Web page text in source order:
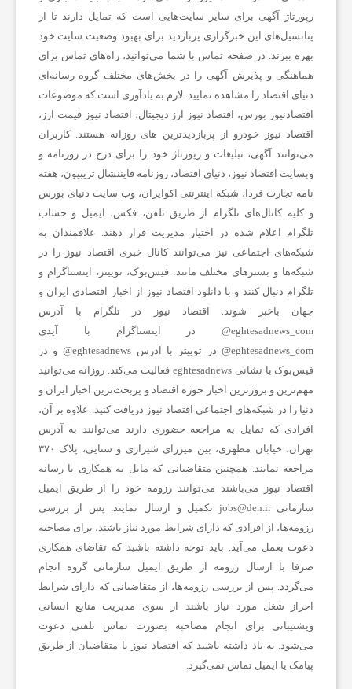
رپورتاژ آگهی برای سایر سایت‌هایی است که تمایل دارند تا از
پتانسیل‌های این خبرگزاری پربازدید برای بهبود وضعیت سایت خود
بهره ببرند. در صفحه تماس با شما می‌توانید، راه‌های تماس برای
هماهنگی و پذیرش آگهی را در بخش‌های مختلف گروه رسانه‌ای
دنیای اقتصاد را مشاهده نمایید. لازم به یادآوری است که موضوعات
اقتصادنیوز بورس، اقتصاد نیوز ارز دیجیتال، اقتصاد نیوز قیمت ارز،
اقتصاد نیوز خودرو از پربازدیدترین های روزانه هستند. کاربران
می‌توانند آگهی، تبلیغات و رپورتاژ خود را برای درج در روزنامه و
وبسایت اقتصاد نیوز، دنیای اقتصاد، روزنامه فایننشال تریبیون، هفته
نامه تجارت فردا، شبکه اینترنتی اکوایران، وب سایت دنیای بورس
و کلیه کانال‌های تلگرام از طریق تلفن، فکس، ایمیل و حساب
تلگرام اعلام شده در اختیار مدیریت قرار دهند. علاقمندان به
شبکه‎‌های اجتماعی نیز می‌توانند کانال خبری اقتصاد نیوز را در
شبکه‌ها و بسترهای مختلف مانند: فیس‌بوک، توییتر، اینستاگرام و
تلگرام دنبال کنند و با دانلود اقتصاد نیوز از
اخبار اقتصادی ایران و
جهان باخبر شوند. اقتصاد نیوز در تلگرام با آدرس
eghtesadnews_com@ در اینستاگرام با آیدی
eghtesadnews_com@ در توییتر با آدرس eghtesadnews@ و در
فیس‌بوک با نشانی eghtesadnews فعالیت می‌کند. روزانه می‌توانید
مهم‌ترین و بروزترین اخبار حوزه اقتصاد و پربحث‌ترین اخبار ایران و
دنیا را در شبکه‌های اجتماعی اقتصاد نیوز دریافت کنید. علاوه بر آن،
افرادی که تمایل به مراجعه حضوری دارند می‌توانند به آدرس
تهران، خیابان مطهری، بین میرزای شیرازی و سنایی، پلاک ۳۷۰
مراجعه نمایند. همچنین متقاضیانی که مایل به همکاری با رسانه‌
اقتصاد نیوز می‌باشند می‌توانند رزومه خود را از طریق ایمیل
سازمانی jobs@den.ir تکمیل و ارسال نمایند. پس از بررسی
رزومه‌ها، از افرادی که دارای شرایط مورد نیاز باشند، برای مصاحبه
دعوت بعمل می‌آید. باید توجه داشته باشید که تقاضای همکاری
صرفا با ارسال رزومه از طریق ایمیل سازمانی گروه انجام
می‌گردد. پس از بررسی رزومه‌ها، از متقاضیانی که دارای شرایط
احراز شغل مورد نیاز باشند از سوی مدیریت منابع انسانی
وپشتیبانی برای انجام مصاحبه بصورت تماس تلفنی دعوت
می‌شود. به یاد داشته باشید که اقتصاد نیوز با متقاضیان از طریق
پیامک یا ایمیل تماس نمی‌گیرد.